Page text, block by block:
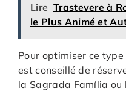
Lire Trastevere à
le Plus Animé et
Pour optimiser ce
est conseillé de
la Sagrada Família ou